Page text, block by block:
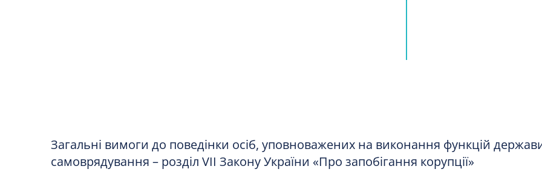
Загальні вимоги до поведінки осіб, уповноважених на виконання функцій
самоврядування – розділ VІІ Закону України «Про запобігання корупції»